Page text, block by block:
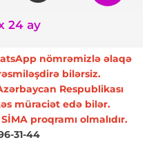
24 ay
nömrəmizlə əlaqə
bilərsiz.
Respublikası
müraciət edə bilər.
proqramı olmalıdır.
31-44